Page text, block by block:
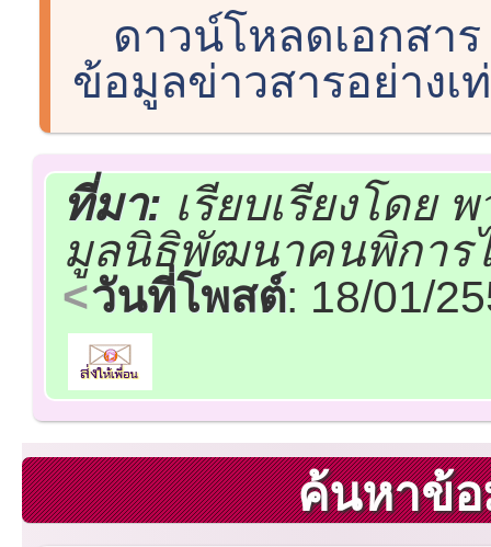
ดาวน์โหลดเอกสา
ข้อมูลข่าวสารอย่างเ
ที่มา: เรียบเรียงโดย
มูลนิธิพัฒนาคนพิการ
วันที่โพสต์: 18/01/
ค้นหาข้